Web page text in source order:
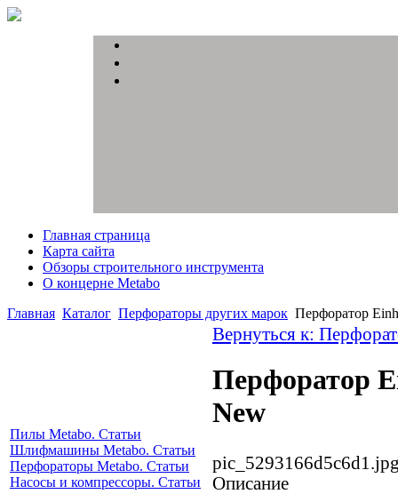
Главная страница
Карта сайта
Обзоры строительного инструмента
О концерне Metabo
Главная Каталог Перфораторы других марок Перфоратор
Пилы Metabo. Статьи
Шлифмашины Metabo. Статьи
Перфораторы Metabo. Статьи
Насосы и компрессоры. Статьи
Вернуться к:
Перфоратор
New
Описание